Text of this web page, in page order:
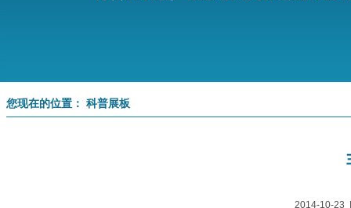
您现在的位置： 科普展板
2014-10-